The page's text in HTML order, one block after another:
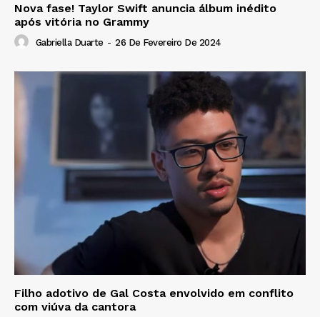
Nova fase! Taylor Swift anuncia álbum inédito
após vitória no Grammy
Gabriella Duarte - 26 De Fevereiro De 2024
Filho adotivo de Gal Costa envolvido em conflito
com viúva da cantora